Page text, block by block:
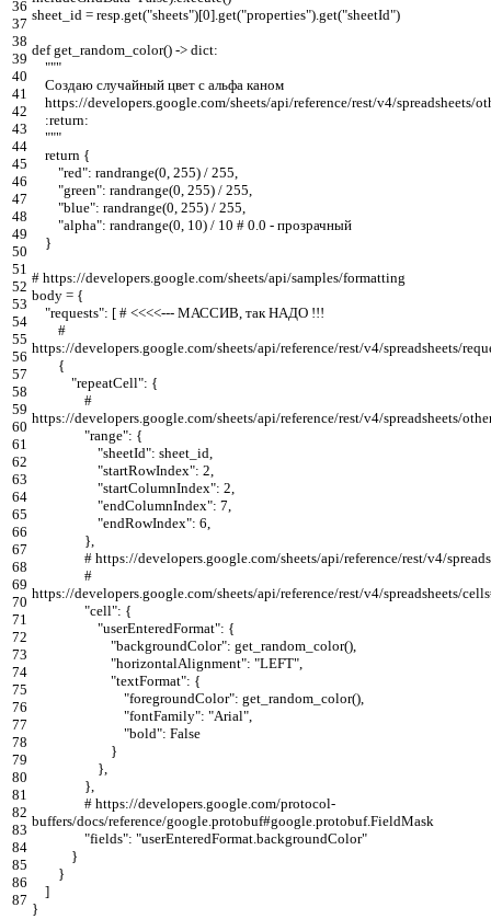
36
37
38
39
40
41
42
43
44
45
46
47
48
49
50
51
52
53
54
55
56
57
58
59
60
61
62
63
64
65
66
67
68
69
70
71
72
73
74
75
76
77
78
79
80
81
82
83
84
85
86
87
sheet_id = resp.get("sheets")[0].get("properties").get("sheetId")
def get_random_color() -> dict:
"""
Создаю случайный цвет с альфа каном
https://developers.google.com/sheets/api/reference/rest/v4/spreadsheets/
:return:
"""
return {
"red": randrange(0, 255) / 255,
"green": randrange(0, 255) / 255,
"blue": randrange(0, 255) / 255,
"alpha": randrange(0, 10) / 10 # 0.0 - прозрачный
}
# https://developers.google.com/sheets/api/samples/formatting
body = {
"requests": [ # <<<<--- МАССИВ, так НАДО !!!
#
https://developers.google.com/sheets/api/reference/rest/v4/spreadsheets/
{
"repeatCell": {
#
https://developers.google.com/sheets/api/reference/rest/v4/spreadsheets/
"range": {
"sheetId": sheet_id,
"startRowIndex": 2,
"startColumnIndex": 2,
"endColumnIndex": 7,
"endRowIndex": 6,
},
# https://developers.google.com/sheets/api/reference/rest/v4/
#
https://developers.google.com/sheets/api/reference/rest/v4/spreadsheets/
"cell": {
"userEnteredFormat": {
"backgroundColor": get_random_color(),
"horizontalAlignment": "LEFT",
"textFormat": {
"foregroundColor": get_random_color(),
"fontFamily": "Arial",
"bold": False
}
},
},
# https://developers.google.com/protocol-
buffers/docs/reference/google.protobuf#google.protobuf.FieldMask
"fields": "userEnteredFormat.backgroundColor"
}
}
]
}